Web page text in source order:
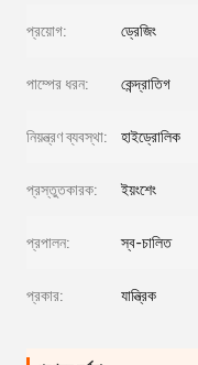
প্রয়োগ: ড্রেজিং
পাম্পের ধরন: কেন্দ্রাতিগ
নিয়ন্ত্রণ ব্যবস্থা: হাইড্রোলিক
প্রস্তুতকারক: ইয়ংশেং
প্রপালন: স্ব-চালিত
প্রকার: যান্ত্রিক